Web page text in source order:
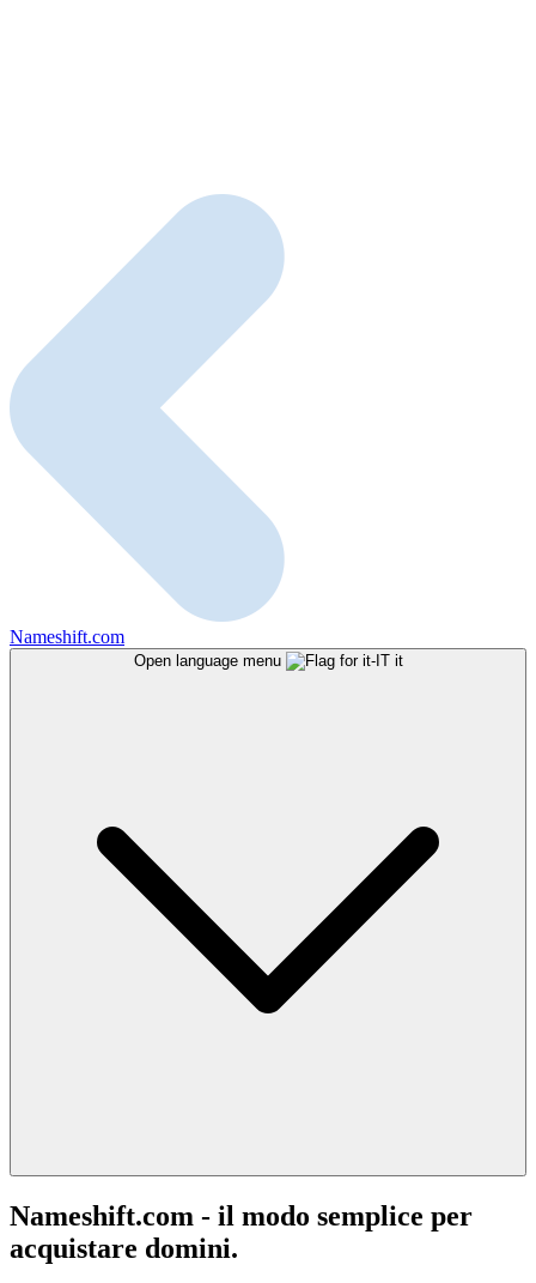
Nameshift.com
Open language menu it
Nameshift.com - il modo semplice per
acquistare domini.